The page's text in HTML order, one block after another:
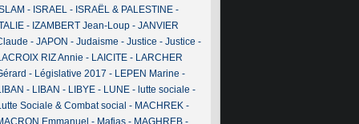
- ISRAEL- ISRAËL & PALESTINE-
- IZAMBERT Jean-Loup- JANVIER
- JAPON - Judaisme - Justice - Justice -
RIZ Annie - LAICITE- LARCHER
- Législative 2017 - LEPEN Marine -
- LIBAN - LIBYE- LUNE- lutte sociale -
Sociale & Combat social - MACHREK-
Emmanuel - Mafias- MAGHREB-